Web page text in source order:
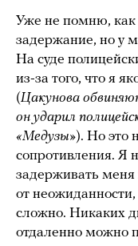
Уже не помню, как
задержание, но у
На суде
из-за того, что я
(Цакунова
он ударил
«Медузы»). Но это
сопротивления. Я
задерживать меня
от
сложно. Никаких
отдаленно можно